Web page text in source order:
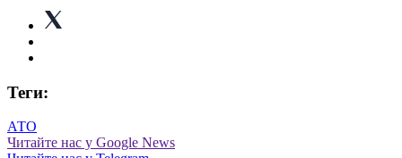
Теги:
АТО
Читайте нас у Google News